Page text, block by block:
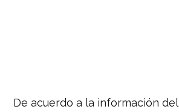
De acuerdo a la información del